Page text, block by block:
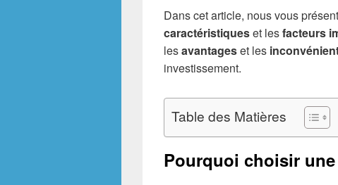
Dans cet article, nous vous
caractéristiqueset lesfacteurs
lesavantageset les
investissement.
Table des Matières
Pourquoi choisir